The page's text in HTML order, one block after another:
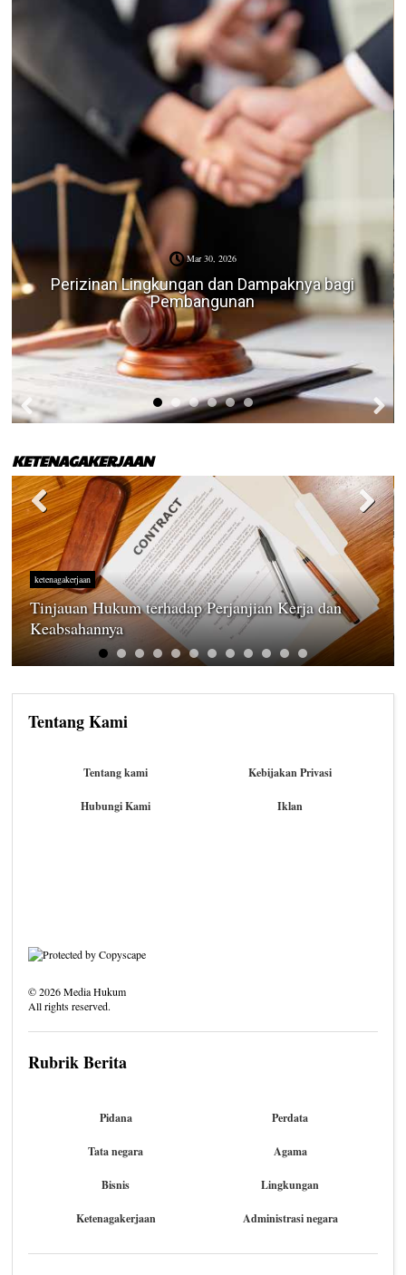
Mar 30, 2026
Perizinan Lingkungan dan Dampaknya bagi
Pembangunan
KETENAGAKERJAAN
ketenagakerjaan
Tinjauan Hukum terhadap Perjanjian Kerja dan
Keabsahannya
Tentang Kami
Tentang kami Kebijakan Privasi
Hubungi Kami Iklan
©2026Media Hukum
All rights reserved.
Rubrik Berita
Pidana Perdata
Tata negara Agama
Bisnis Lingkungan
Ketenagakerjaan Administrasi negara